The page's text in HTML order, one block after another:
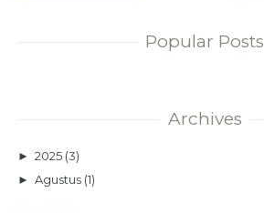
Popular Posts
Archives
►2025 (3)
►Agustus (1)